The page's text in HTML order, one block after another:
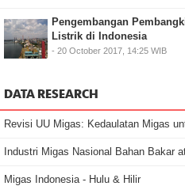
Pengembangan
Listrik di Indonesia
- 20 October 2017, 14:25 WIB
DATA RESEARCH
Revisi UU Migas: Kedaulatan Migas
Industri Migas Nasional Bahan Bakar
Migas Indonesia - Hulu & Hilir